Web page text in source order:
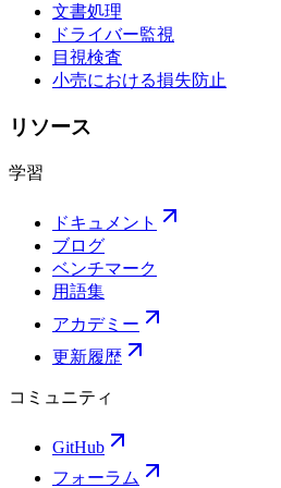
文書処理
ドライバー監視
目視検査
小売における損失防止
リソース
学習
ドキュメント
ブログ
ベンチマーク
用語集
アカデミー
更新履歴
コミュニティ
GitHub
フォーラム